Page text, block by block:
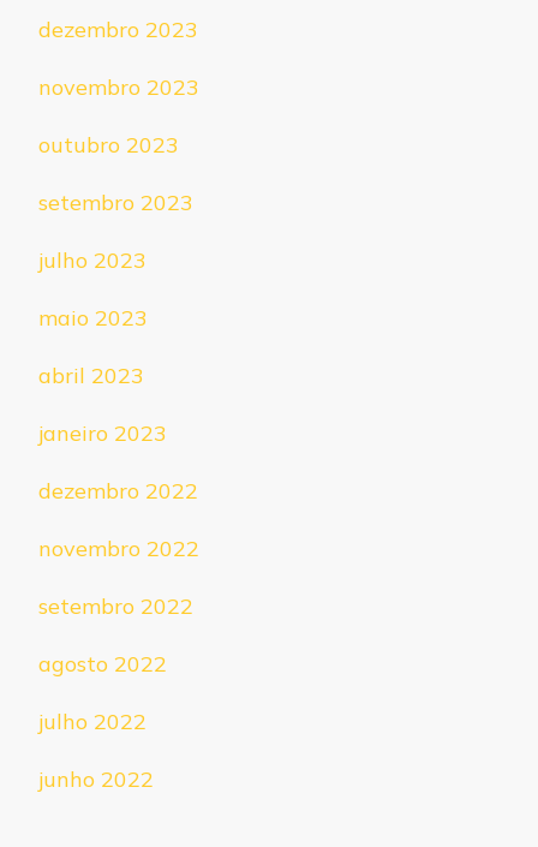
dezembro 2023
novembro 2023
outubro 2023
setembro 2023
julho 2023
maio 2023
abril 2023
janeiro 2023
dezembro 2022
novembro 2022
setembro 2022
agosto 2022
julho 2022
junho 2022